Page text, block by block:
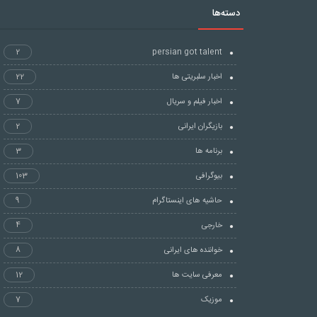
دسته‌ها
persian got talent
2
اخبار سلبریتی ها
22
اخبار فیلم و سریال
7
بازیگران ایرانی
2
برنامه ها
3
بیوگرافی
103
حاشیه های اینستاگرام
9
خارجی
4
خواننده های ایرانی
8
معرفی سایت ها
12
موزیک
7